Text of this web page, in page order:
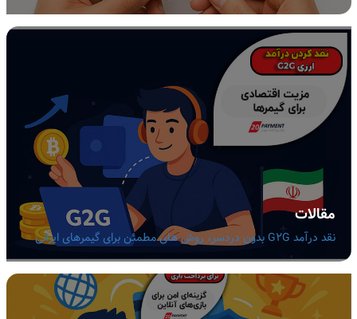
مقالات
نقد درآمد G2G بدون دردسر، روش های مطمئن برای گیمرهای ایرانی